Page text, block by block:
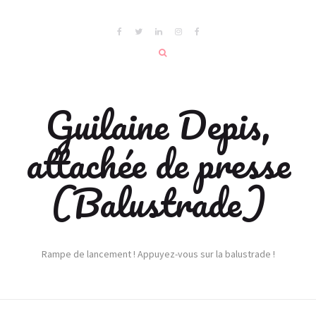
Guilaine Depis,
attachée de presse
(Balustrade)
Rampe de lancement ! Appuyez-vous sur la balustrade !